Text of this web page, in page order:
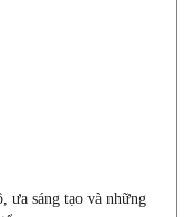
ưa sáng tạo và những